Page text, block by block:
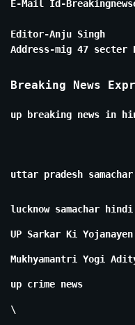
E-Mail Id-
Editor-Anju Singh
Address-mig 47 secter
Breaking News
up breaking news in
uttar pradesh
lucknow samachar hindi
UP Sarkar Ki Yojanayen
Mukhyamantri Yogi
up crime news
\